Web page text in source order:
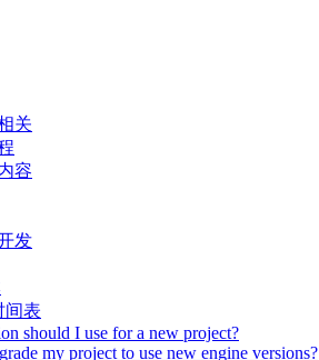
关
容
发
间表
should I use for a new project?
my project to use new engine versions?